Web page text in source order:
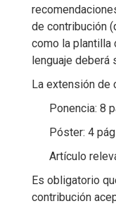
de contribución
como la plantilla
lenguaje deberá
La extensión de
Ponencia: 8
Póster: 4
Artículo
Es obligatorio
contribución